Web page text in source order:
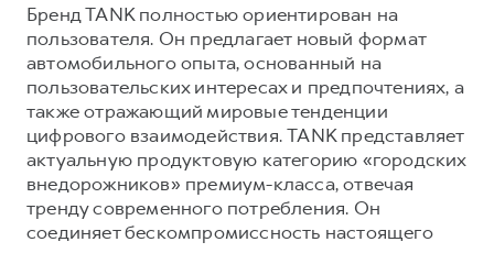
Бренд TANK полностью ориентирован на
пользователя. Он предлагает новый формат
автомобильного опыта, основанный на
пользовательских интересах и предпочтениях, а
также отражающий мировые тенденции
цифрового взаимодействия. TANK представляет
актуальную продуктовую категорию «городских
внедорожников» премиум-класса, отвечая
тренду современного потребления. Он
соединяет бескомпромиссность настоящего